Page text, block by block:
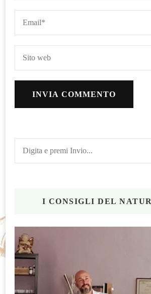
Cerchi
qualcosa?
I CONSIGLI DEL